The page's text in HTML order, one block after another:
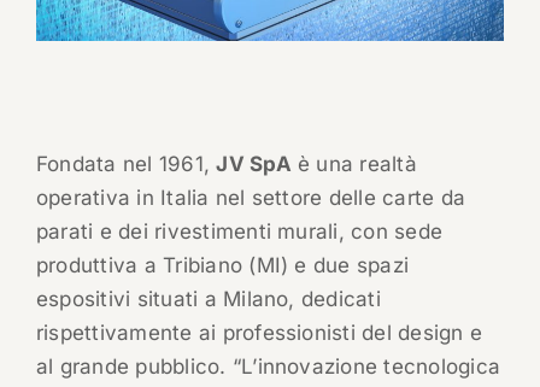
Fondata nel 1961,JV SpA è una realtà
operativa in Italia nel settore delle carte da
parati e dei rivestimenti murali, con sede
produttiva a Tribiano (MI) e due spazi
espositivi situati a Milano, dedicati
rispettivamente ai professionisti del design e
al grande pubblico. “L’innovazione tecnologica